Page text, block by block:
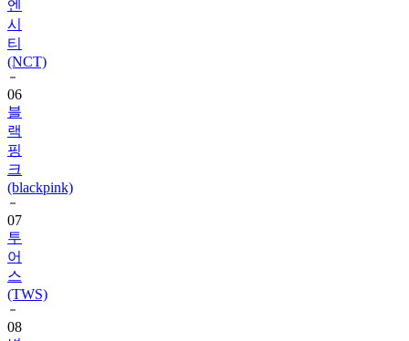
티
(NCT)
06
블
랙
핑
크
(blackpink)
07
투
어
스
(TWS)
08
변
우